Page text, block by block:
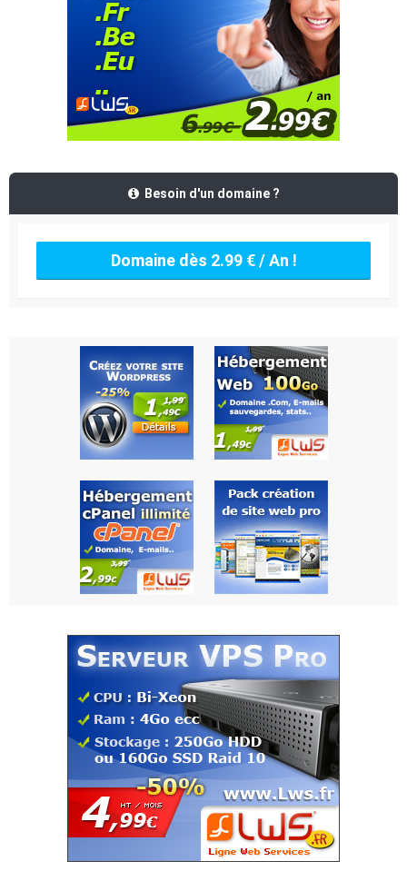
Besoin d'un domaine ?
Domaine dès 2.99 € / An !